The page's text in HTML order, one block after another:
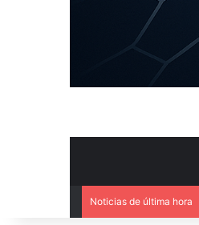
Noticias de última hora